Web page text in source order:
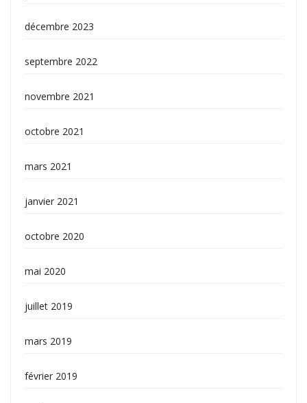
décembre 2023
septembre 2022
novembre 2021
octobre 2021
mars 2021
janvier 2021
octobre 2020
mai 2020
juillet 2019
mars 2019
février 2019